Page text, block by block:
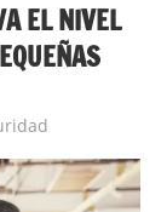
EL NIVEL